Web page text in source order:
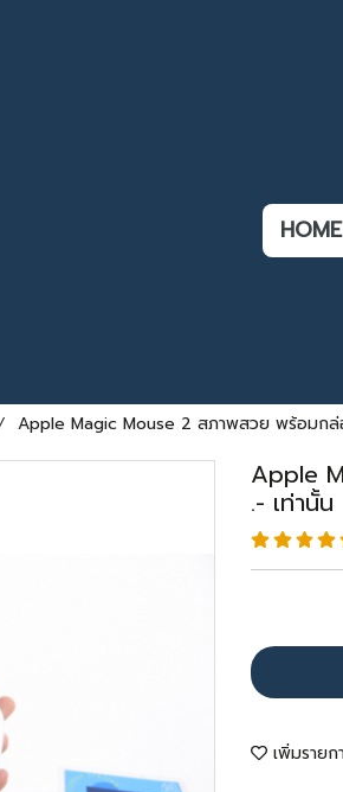
HOME
Apple Magic Mouse 2 สภาพสวย พร้อมกล่
Apple
.- เท่านั้น
เพิ่มรายก